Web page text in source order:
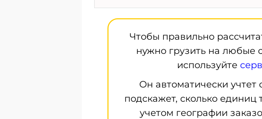
Чтобы правильно
нужно грузить на любые
используйте
Он автоматически учтет
подскажет, сколько единиц
учетом географии